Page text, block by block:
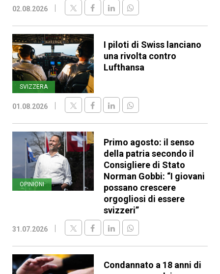
02.08.2026
SVIZZERA
I piloti di Swiss lanciano
una rivolta contro
Lufthansa
01.08.2026
OPINIONI
Primo agosto: il senso
della patria secondo il
Consigliere di Stato
Norman Gobbi: “I giovani
possano crescere
orgogliosi di essere
svizzeri”
31.07.2026
Condannato a 18 anni di